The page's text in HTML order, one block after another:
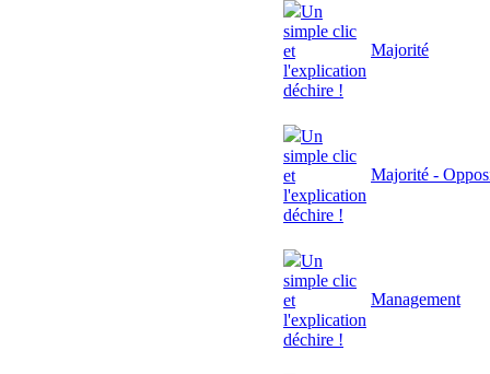
Un
simple clic
et
l'explication
déchire !
Majorité
Un
simple clic
et
l'explication
déchire !
Majorité -
Un
simple clic
et
l'explication
déchire !
Management